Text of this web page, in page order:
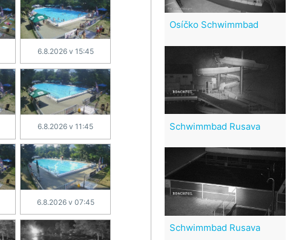
6.8.2026 v 15:45
6.8.2026 v 11:45
6.8.2026 v 07:45
Osíčko Schwimmbad
Schwimmbad Rusava
Schwimmbad Rusava